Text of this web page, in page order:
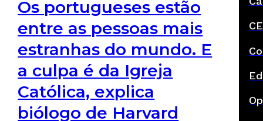
Os portugueses estão
entre as pessoas mais
estranhas do mundo. E
a culpa é da Igreja
Católica, explica
biólogo de Harvard